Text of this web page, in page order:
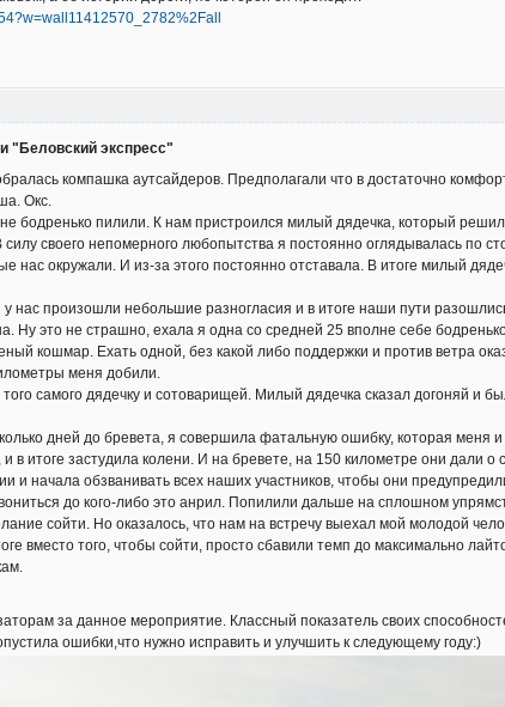
"Беловский экспресс"
компашка аутсайдеров. Предполагали что в достаточно
Окс.
бодренько пилили. К нам пристроился милый дядечка, который
своего непомерного любопытства я постоянно оглядывалась по
нас окружали. И из-за этого постоянно отставала. В итоге милый
нас произошли небольшие разногласия и в итоге наши пути
Ну это не страшно, ехала я одна со средней 25 вполне себе
кошмар. Ехать одной, без какой либо поддержки и против ветра
меня добили.
самого дядечку и сотоварищей. Милый дядечка сказал догоняй и
дней до бревета, я совершила фатальную ошибку, которая меня
и в итоге застудила колени. И на бревете, на 150 километре они дали
и начала обзванивать всех наших участников, чтобы они
до кого-либо это анрил. Попилили дальше на сплошном
сойти. Но оказалось, что нам на встречу выехал мой молодой
вместо того, чтобы сойти, просто сбавили темп до максимально
за данное мероприятие. Классный показатель своих
ошибки,что нужно исправить и улучшить к следующему году:)